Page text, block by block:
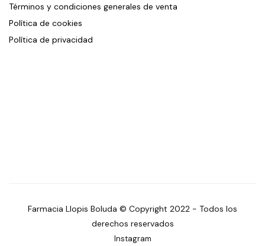
Términos y condiciones generales de venta
Política de cookies
Política de privacidad
Farmacia Llopis Boluda © Copyright 2022 - Todos los
derechos reservados
Instagram